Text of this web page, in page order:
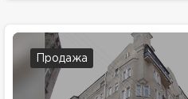
Продажа